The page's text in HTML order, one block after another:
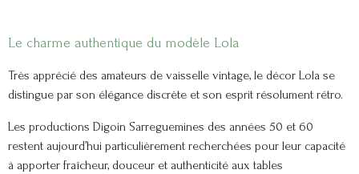
Le charme authentique du modèle Lola
Très apprécié des amateurs de vaisselle vintage, le décor Lola se
distingue par son élégance discrète et son esprit résolument rétro.
Les productions Digoin Sarreguemines des années 50 et 60
restent aujourd’hui particulièrement recherchées pour leur capacité
à apporter fraîcheur, douceur et authenticité aux tables